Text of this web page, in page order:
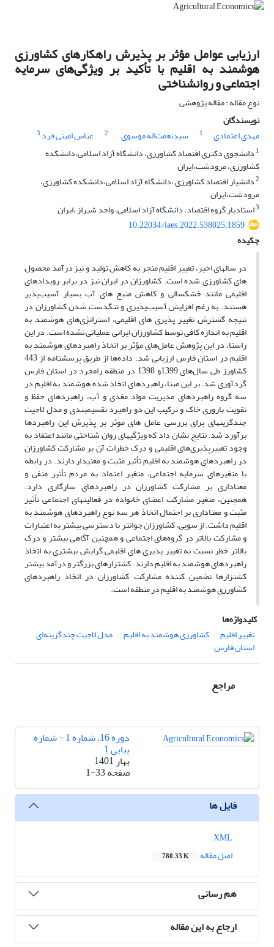
ارزیابی عوامل مؤثر بر پذیرش راهکارهای کشاورزی
هوشمند به اقلیم با تأکید بر ویژگی‌های سرمایه
اجتماعی و روانشناختی
نوع مقاله : مقاله پژوهشی
نویسندگان
مهدی اعتمادی
1 سیدنعمت‌اله موسوی 2 عباس امینی فرد 3
1 دانشجوی دکتری اقتصاد کشاورزی، دانشگاه آزاد اسلامی،دانشکده
کشاورزی، مرودشت،ایران
2دانشیار اقتصاد کشاورزی ،دانشگاه آزاد اسلامی،دانشکده کشاورزی،
مرودشت،ایران
3استادیار گروه اقتصاد، دانشگاه آزاد اسلامی، واحد شیراز ،ایران
10.22034/iaes.2022.538025.1859
چکیده
در سال­های اخیر، تغییر اقلیم منجر به کاهش تولید و نیز درآمد محصول
های کشاورزی شده است. کشاورزان در ایران نیز در برابر رویدادهای
اقلیمی مانند خشکسالی و کاهش منبع های آب بسیار آسیب‌پذیر
هستند. به رغم افزایش آسیب‌پذیری و تنگدست شدن کشاورزان در
نتیجه گسترش تغییر پذیری های اقلیمی، استراتژی‌های هوشمند به
اقلیم ​​به اندازه کافی توسط کشاورزان ایرانی عملیاتی نشده است. در این
راستا، در این پژوهش عامل‌های مؤثر بر اتخاذ راهبردهای هوشمند به
اقلیم در استان فارس ارزیابی شد. داده‌ها از طریق پرسشنامه از 443
کشاورز طی سال‌های 1399و 1398 در منطقه رامجرد در استان فارس
گرد‌آوری شد. بر این مبنا، راهبرد‌های اتخاذ شده هوشمند به اقلیم در
سه گروه راهبرد‌های مدیریت مواد مغذی و آب، راهبرد‌های حفظ و
تقویت باروری خاک و ترکیب این دو راهبرد تقسیم­بندی و مدل لاجیت
چندگزینه­ای برای بررسی عامل های موثر بر پذیرش این راهبرد­ها
برآورد شد. نتایج نشان داد که ویژگی­های روان شناختی مانند اعتقاد به
وجود تغییرپذیری‌های اقلیمی و درک خطرات آن بر مشارکت کشاورزان
در راهبرد‌های هوشمند به اقلیم تأثیر مثبت و معنی­دار دارند. در رابطه
با متغیرهای سرمایه اجتماعی، متغیر اعتماد به مردم تأثیر منفی و
معناداری بر مشارکت کشاورزان در راهبرد­های سازگاری دارد.
همچنین، متغیر مشارکت اعضای خانواده در فعالیت­های اجتماعی تأثیر
مثبت و معناداری بر احتمال اتخاذ هر سه نوع راهبرد‌های هوشمند به
اقلیم ​​داشت. از سویی، کشاورزان جوانتر با دسترسی بیشتر به اعتبارات
و مشارکت بالاتر در گروه‌های اجتماعی و همچنین آگاهی بیشتر و درک
بالاتر خطر نسبت به تغییر پذیری های اقلیمی گرایش بیشتری به اتخاذ
راهبرد‌های هوشمند به اقلیم ​​دارند. کشتزارهای بزرگ­تر و درآمد بیشتر
کشتزارها تضمین کننده مشارکت کشاورزان در اتخاذ راهبردهای
کشاورزی هوشمند به اقلیم در منطقه است.
کلیدواژه‌ها
تغییر اقلیم
کشاورزی هوشمند به اقلیم مدل لاجیت چندگزینه‌ای
استان فارس
مراجع
دوره 16، شماره 1 - شماره
پیاپی 1
بهار 1401
صفحه1-33
فایل ها
اصل مقاله
780.33 K
هم رسانی
ارجاع به این مقاله